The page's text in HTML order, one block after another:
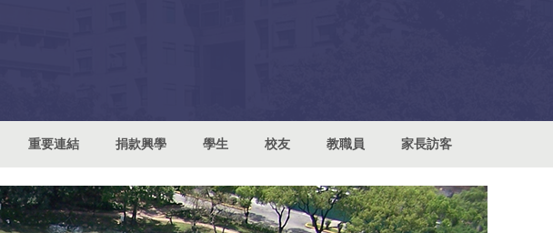
重要連結 捐款興學 學生 校友 教職員 家長訪客